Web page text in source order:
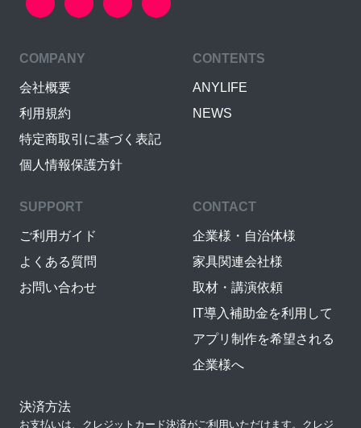
COMPANY
会社概要
利用規約
特定商取引に基づく表記
個人情報保護方針
CONTENTS
ANYLIFE
NEWS
SUPPORT
ご利用ガイド
よくある質問
お問い合わせ
CONTACT
企業様・自治体様
家具関連会社様
取材・講演依頼
IT導入補助金を利用して
アプリ制作を希望される
企業様へ
決済方法
お支払いは、クレジットカード決済がご利用いただけます。クレジ